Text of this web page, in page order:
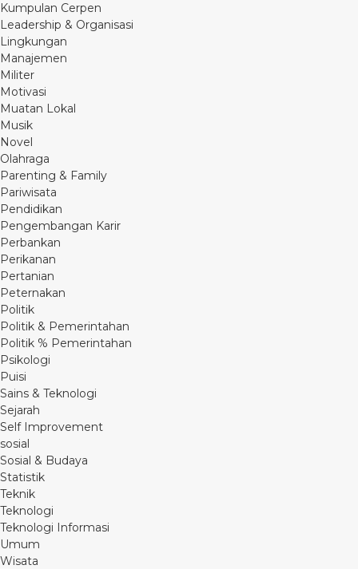
Kumpulan Cerpen
Leadership & Organisasi
Lingkungan
Manajemen
Militer
Motivasi
Muatan Lokal
Musik
Novel
Olahraga
Parenting & Family
Pariwisata
Pendidikan
Pengembangan Karir
Perbankan
Perikanan
Pertanian
Peternakan
Politik
Politik & Pemerintahan
Politik % Pemerintahan
Psikologi
Puisi
Sains & Teknologi
Sejarah
Self Improvement
sosial
Sosial & Budaya
Statistik
Teknik
Teknologi
Teknologi Informasi
Umum
Wisata